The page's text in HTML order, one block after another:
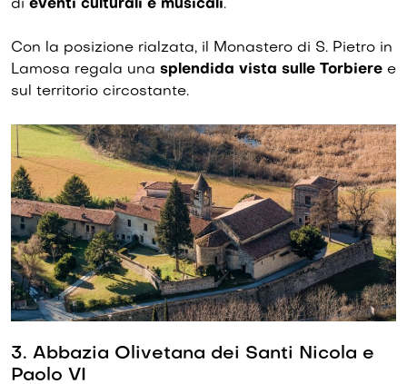
di eventi culturali e musicali.
Con la posizione rialzata, il Monastero di S. Pietro in
Lamosa regala una splendida vista sulle Torbiere e
sul territorio circostante.
3. Abbazia Olivetana dei Santi Nicola e
Paolo VI